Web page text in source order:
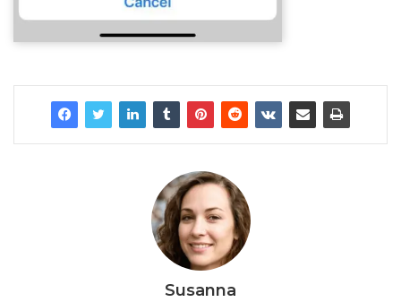
Susanna